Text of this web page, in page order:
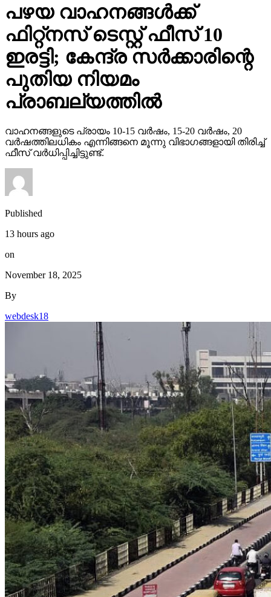
പഴയ വാഹനങ്ങള്‍ക്ക്
ഫിറ്റ്‌നസ് ടെസ്റ്റ് ഫീസ് 10
ഇരട്ടി; കേന്ദ്ര സര്‍ക്കാരിന്റെ
പുതിയ നിയമം
പ്രാബല്യത്തില്‍
വാഹനങ്ങളുടെ പ്രായം 10-15 വര്‍ഷം, 15-20 വര്‍ഷം, 20
വര്‍ഷത്തിലധികം എന്നിങ്ങനെ മൂന്നു വിഭാഗങ്ങളായി തിരിച്ച്
ഫീസ് വര്‍ധിപ്പിച്ചിട്ടുണ്ട്.
Published
13 hours ago
on
November 18, 2025
By
webdesk18